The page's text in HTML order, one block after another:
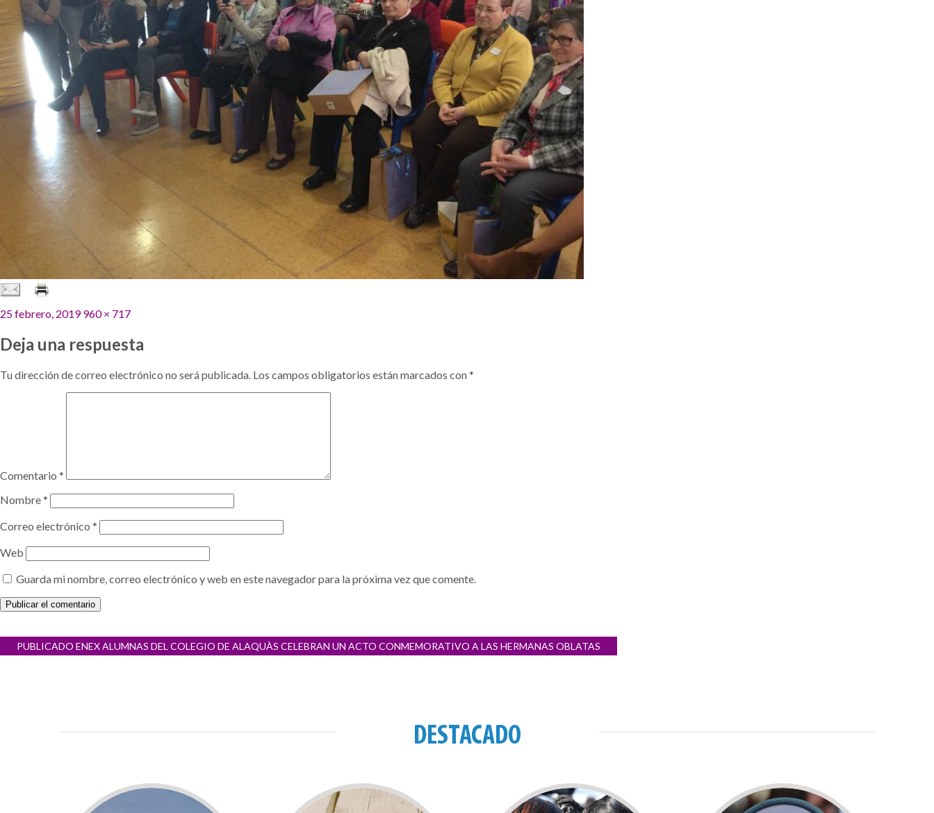
Publicado
25 febrero, 2019 Tamaño
960 × 717
Deja una respuesta
Tu dirección de correo electrónico no será publicada. Los campos obligatorios están marcados con*
Comentario *
Nombre*
Correo electrónico *
Web
Guarda mi nombre, correo electrónico y web en este navegador para la próxima vez que comente.
Navegación
de
PUBLICADO ENEX ALUMNAS DEL COLEGIO DE ALAQUÀS CELEBRAN UN ACTO CONMEMORATIVO A LAS HERMANAS OBLATAS
DESTACADO